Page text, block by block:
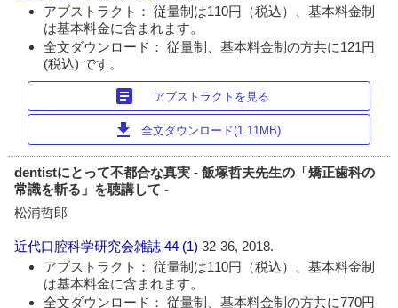
アブストラクト： 従量制は110円（税込）、基本料金制
は基本料金に含まれます。
全文ダウンロード： 従量制、基本料金制の方共に121円
(税込) です。
article アブストラクトを見る
download 全文ダウンロード(1.11MB)
dentistにとって不都合な真実 - 飯塚哲夫先生の「矯正歯科の
常識を斬る」を聴講して -
松浦哲郎
近代口腔科学研究会雑誌 44 (1)32-36, 2018.
アブストラクト： 従量制は110円（税込）、基本料金制
は基本料金に含まれます。
全文ダウンロード： 従量制、基本料金制の方共に770円